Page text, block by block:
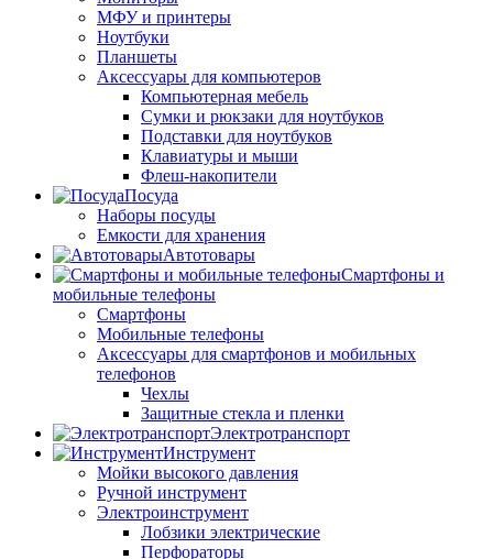
МФУ и принтеры
Ноутбуки
Планшеты
Аксессуары для компьютеров
Компьютерная мебель
Сумки и рюкзаки для ноутбуков
Подставки для ноутбуков
Клавиатуры и мыши
Флеш-накопители
Посуда
Наборы посуды
Емкости для хранения
Автотовары
Смартфоны и
мобильные телефоны
Смартфоны
Мобильные телефоны
Аксессуары для смартфонов и мобильных
телефонов
Чехлы
Защитные стекла и пленки
Электротранспорт
Инструмент
Мойки высокого давления
Ручной инструмент
Электроинструмент
Лобзики электрические
Перфораторы